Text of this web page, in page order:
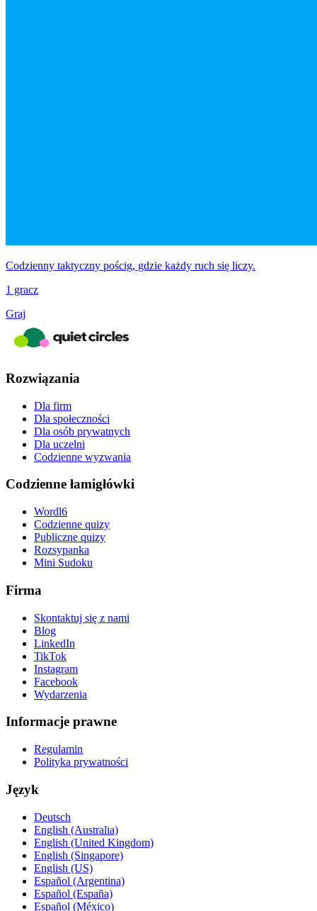
Codzienny taktyczny pościg, gdzie każdy ruch się liczy.
1 gracz
Graj
Rozwiązania
Dla firm
Dla społeczności
Dla osób prywatnych
Dla uczelni
Codzienne wyzwania
Codzienne łamigłówki
Wordl6
Codzienne quizy
Publiczne quizy
Rozsypanka
Mini Sudoku
Firma
Skontaktuj się z nami
Blog
LinkedIn
TikTok
Instagram
Facebook
Wydarzenia
Informacje prawne
Regulamin
Polityka prywatności
Język
Deutsch
English (Australia)
English (United Kingdom)
English (Singapore)
English (US)
Español (Argentina)
Español (España)
Español (México)